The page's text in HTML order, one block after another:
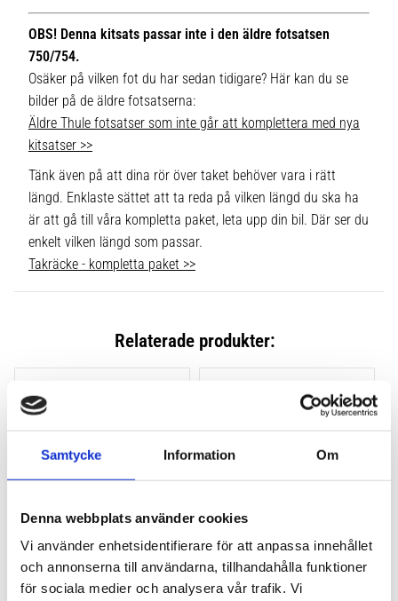
Samtycke Information Om
Denna webbplats använder cookies
Vi använder enhetsidentifierare för att anpassa innehållet
och annonserna till användarna, tillhandahålla funktioner
för sociala medier och analysera vår trafik. Vi
OBS! Denna kitsats passar inte i den äldre fotsatsen
750/754.
Osäker på vilken fot du har sedan tidigare? Här kan du se
bilder på de äldre fotsatserna:
Äldre Thule fotsatser som inte går att komplettera med nya
kitsatser >>
Tänk även på att dina rör över taket behöver vara i rätt
längd. Enklaste sättet att ta reda på vilken längd du ska ha
är att gå till våra kompletta paket, leta upp din bil. Där ser du
enkelt vilken längd som passar.
Takräcke - kompletta paket >>
Relaterade produkter:
THULE CLAMP EVO 4-
PACK 710500
THULE CLAMP EDGE 4-
PACK 720500
Lägg